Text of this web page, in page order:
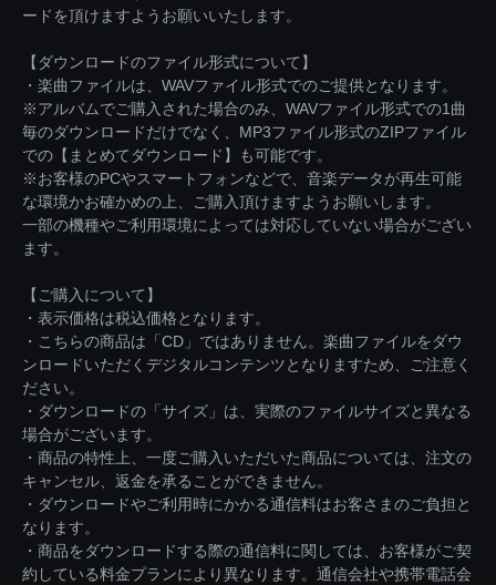
ードを頂けますようお願いいたします。
【ダウンロードのファイル形式について】
・楽曲ファイルは、WAVファイル形式でのご提供となります。
※アルバムでご購入された場合のみ、WAVファイル形式での1曲
毎のダウンロードだけでなく、MP3ファイル形式のZIPファイル
での【まとめてダウンロード】も可能です。
※お客様のPCやスマートフォンなどで、音楽データが再生可能
な環境かお確かめの上、ご購入頂けますようお願いします。
一部の機種やご利用環境によっては対応していない場合がござい
ます。
【ご購入について】
・表示価格は税込価格となります。
・こちらの商品は「CD」ではありません。楽曲ファイルをダウ
ンロードいただくデジタルコンテンツとなりますため、ご注意く
ださい。
・ダウンロードの「サイズ」は、実際のファイルサイズと異なる
場合がございます。
・商品の特性上、一度ご購入いただいた商品については、注文の
キャンセル、返金を承ることができません。
・ダウンロードやご利用時にかかる通信料はお客さまのご負担と
なります。
・商品をダウンロードする際の通信料に関しては、お客様がご契
約している料金プランにより異なります。通信会社や携帯電話会